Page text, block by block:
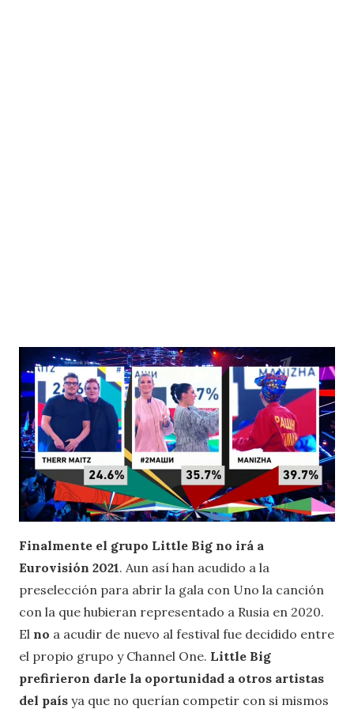
Finalmente el grupo Little Big no irá a
Eurovisión 2021. Aun así han acudido a la
preselección para abrir la gala con Uno la canción
con la que hubieran representado a Rusia en 2020.
El no a acudir de nuevo al festival fue decidido entre
el propio grupo y Channel One. Little Big
prefirieron darle la oportunidad a otros artistas
del país ya que no querían competir con si mismos